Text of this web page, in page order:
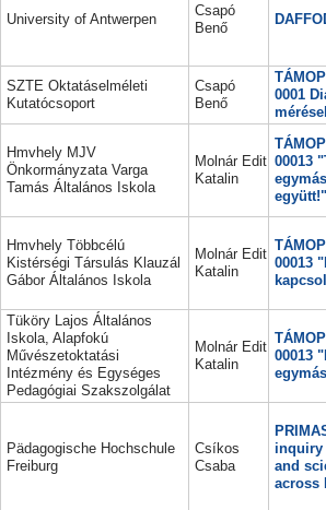
University of Antwerpen
Csapó
Benő
SZTE Oktatáselméleti
Kutatócsoport
Csapó
Benő
0001
Hmvhely MJV
Önkormányzata Varga
Tamás Általános Iskola
Molnár Edit
Katalin
00013
együtt!"
Hmvhely Többcélú
Kistérségi Társulás Klauzál
Gábor Általános Iskola
Molnár Edit
Katalin
00013
Tüköry Lajos Általános
Iskola, Alapfokú
Művészetoktatási
Intézmény és Egységes
Pedagógiai Szakszolgálat
Molnár Edit
Katalin
00013
Pädagogische Hochschule
Freiburg
Csíkos
Csaba
inquiry
and
across